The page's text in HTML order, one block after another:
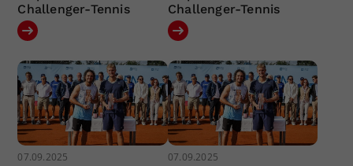
Challenger-Tennis
Challenger-Tennis
07.09.2025 07.09.2025